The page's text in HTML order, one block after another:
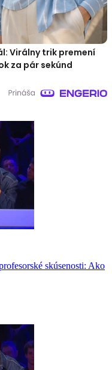
Virálny trik premení
za pár sekúnd
skúsenosti: Ako